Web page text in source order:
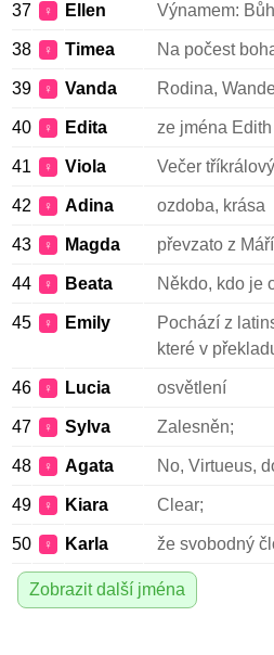
37 ♀ Ellen Výnamem:
38 ♀ Timea Na počest
39 ♀ Vanda Rodina,
40 ♀ Edita ze jména Edith
41 ♀ Viola Večer tříkrálový
42 ♀ Adina ozdoba, krása
43 ♀ Magda převzato z
44 ♀ Beata Někdo, kdo je
45 ♀ Emily
Pochází z
které v
46 ♀ Lucia osvětlení
47 ♀ Sylva Zalesněn;
48 ♀ Agata No, Virtueus,
49 ♀ Kiara Clear;
50 ♀ Karla že svobodný
Zobrazit další jména